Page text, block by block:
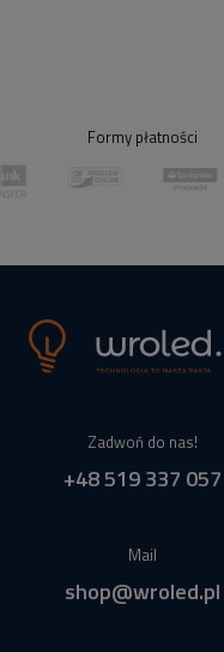
Formy płatności
Zadwoń do nas!
+48 519 337 057
Mail
shop@wroled.pl